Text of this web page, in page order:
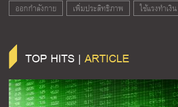
ออกกำลังกาย
เพิ่มประสิทธิภาพ ใช้แรงทำเงิน
TOP HITS | ARTICLE